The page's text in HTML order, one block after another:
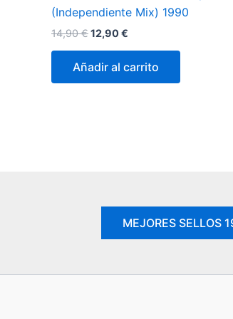
(Independiente Mix) 1990
14,90€El
era:
14,90 €.
12,90€
es:
12,90 €.
Añadir al carrito
MEJORES SELLOS